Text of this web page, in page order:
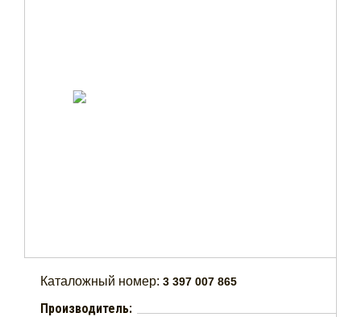
Каталожный номер: 3 397 007 865
Производитель: